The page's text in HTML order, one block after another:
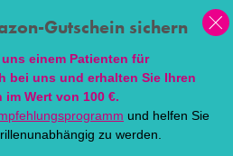
Gutschein sichern
einem Patienten für
bei uns und erhalten Sie Ihren
im Wert von 100 €.
und helfen Sie
zu werden.